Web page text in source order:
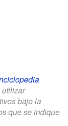
bajo la
que se indique